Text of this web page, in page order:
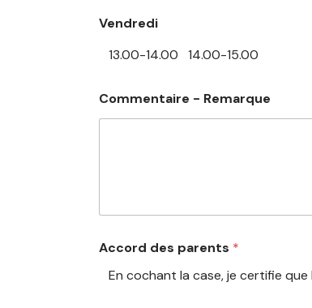
Vendredi
13.00-14.00
14.00-15.00
Commentaire - Remarque
Accord des parents *
En cochant la case, je certifie